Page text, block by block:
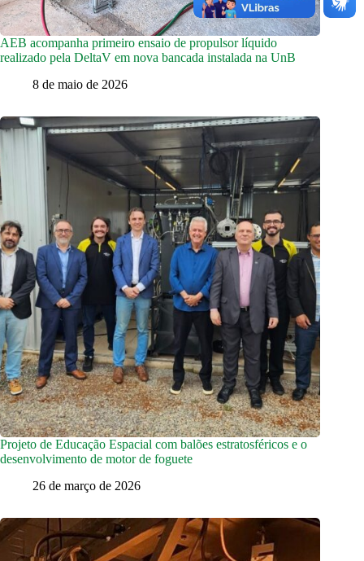
AEB acompanha primeiro ensaio de propulsor líquido
realizado pela DeltaV em nova bancada instalada na UnB
8 de maio de 2026
Projeto de Educação Espacial com balões estratosféricos e o
desenvolvimento de motor de foguete
26 de março de 2026